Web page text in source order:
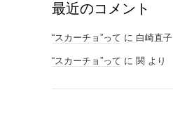
最近のコメント
“スカーチョ”って に 白崎直子
“スカーチョ”って に 関 より